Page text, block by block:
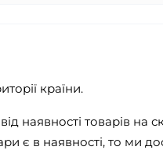
країни.
наявності товарів на
є в наявності, то ми